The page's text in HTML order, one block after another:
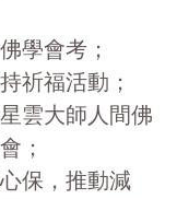
學會考；
持祈福活動；
星雲大師人間佛
；
心保，推動減